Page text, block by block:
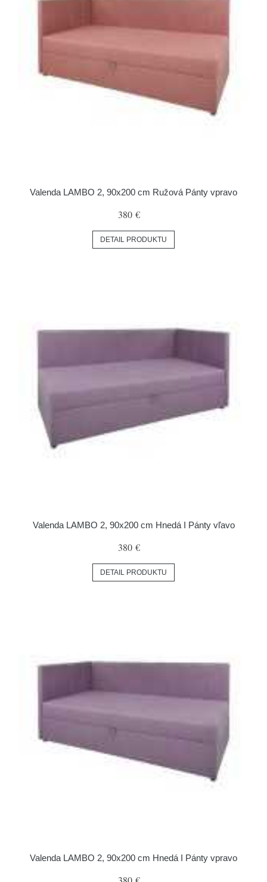
Valenda LAMBO 2, 90x200 cm Ružová Pánty vpravo
380 €
DETAIL PRODUKTU
Valenda LAMBO 2, 90x200 cm Hnedá I Pánty vľavo
380 €
DETAIL PRODUKTU
Valenda LAMBO 2, 90x200 cm Hnedá I Pánty vpravo